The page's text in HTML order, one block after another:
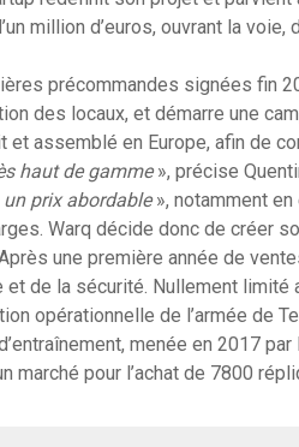
million d’euros, ouvrant la
précommandes signées fin
des locaux, et démarre une
assemblé en Europe, afin de
haut de gamme», précise
un prix abordable», notamment
Warq décide donc de créer
une première année de
et de la sécurité. Nullement
opérationnelle de l’armée de
menée en 2017
marché pour l’achat de 7800